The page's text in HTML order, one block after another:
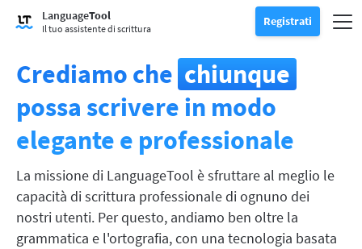
LanguageTool
Il tuo assistente di scrittura Registrati
Correttore di grammatica
Controlla gli errori di grammatica dei tuoi testi e ti aiuta a
Prova il Correttore grammaticale
Ti permette di riformulare ogni frase secondo i tuoi gusti.
-20%
Approfitta di riformulazioni senza limiti e molto altro.
Sblocca tutte le funzionalità Premium
Esplora le nostre soluzioni conformi al GDPR per assicurarti
Leggi di più
App e Componenti aggiuntivi
Controlla gli errori di grammatica dei tuoi testi e ti aiuta a trovare
Mostra sottomenù
Chrome
Edge
Mostra sottomenù
Estensioni per email
Gmail
Mostra sottomenù
Plugin per Office
Registrati Accedi
Crediamo che chiunque
possa scrivere in modo
elegante e professionale
La missione di LanguageTool è sfruttare al meglio le
capacità di scrittura professionale di ognuno dei
nostri utenti. Per questo, andiamo ben oltre la
grammatica e l'ortografia, con una tecnologia basata